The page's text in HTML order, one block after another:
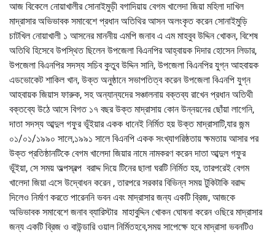
আজ বিকেলে নোয়াখালীর সোনাইমুড়ী বগাদিয়ায় বেগম খালেদা জিয়া মহিলা দাখিল
মাদ্রাসার অভিভাবক সমাবেশে প্রধান অতিথির আসন অলংকৃত করেন সোনাইমুড়ি
চাটখিল নোয়াখালী ১ আসনের মাননীয় এমপি জনাব এ এম মাহবুব উদ্দিন খোকন, বিশেষ
অতিথি হিসেবে উপস্থিত ছিলেন উপজেলা বিএনপির আহ্বায়ক দিদার হোসেন লিডার,
উপজেলা বিএনপির সদস্য সচিব কুতুব উদ্দিন সানি, উপজেলা বিএনপির যুগ্ন আহবায়ক
এডভোকেট শাকিল খান, উক্ত অনুষ্ঠানে সভাপতিত্ব করেন উপজেলা বিএনপি যুগ্ন
আহবায়ক জিয়াস ফারুক, সহ অন্যান্যদের সঞ্চালনায় বক্তব্য রাখেন প্রধান অতিথী
বক্তব্যে উঠে আসে বিগত ১৭ বছর উক্ত মাদ্রাসায় কোন উন্নয়নের ছোঁয়া লাগেনি,
দাতা সদস্য আব্দুল গফুর ভূঁইয়ার একক ধানেই নির্মিত হয় উক্ত মাদ্রাসাটি,যার জন্ম
০১/০১/১৯৯০ সালে,১৯৯১ সালে বিএনপি একক সংখ্যাগরিষ্ঠতায় ক্ষমতায় আসার পর
উক্ত প্রতিষ্ঠানটিকে বেগম খালেদা জিয়ার নামে নামকরণ করেন দাতা আব্দুল গফুর
ভূঁইয়া, সে সময় অল্পস্বল্প বরাদ্দ দিয়ে টিনের ছালা ঘরটি নির্মিত হয়, তারপরেই বেগম
খালেদা জিয়া এসে উদ্বোধন করেন , তারপরে সরকার বিভিন্ন সময় টুকিটাকি বরাদ্দ
দিলেও নির্মাণ করতে পারেননি ভবন এবং মাদ্রাসার জন্য একটি ব্রিজ, আজকে
অভিভাবক সমাবেশে জনাব ব্যারিস্টার মাহাবুদ্দিন খোকন ঘোষনা করেন ওছিরে মাদ্রাসার
জন্য একটি ব্রিজ ও বাউন্ডারি ওয়াল নির্মিতহবে,সময় সাপেক্ষে হবে মাদ্রাসা ভবনটিও